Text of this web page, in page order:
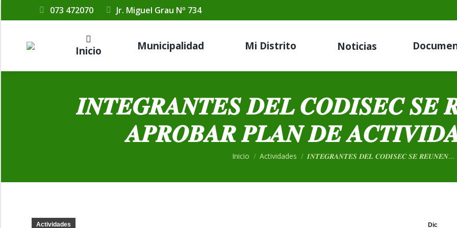
073 472070 Jr. Miguel Grau Nº 734
Inicio Municipalidad Mi Distrito Noticias
𝑰𝑵𝑻𝑬𝑮𝑹𝑨𝑵𝑻𝑬𝑺 𝑫𝑬𝑳 𝑪𝑶𝑫𝑰𝑺𝑬𝑪 𝑺𝑬
𝑨𝑷𝑹𝑶𝑩𝑨𝑹 𝑷𝑳𝑨𝑵 𝑫𝑬
Estás aquí:
Inicio Actividades 𝑰𝑵𝑻𝑬𝑮𝑹𝑨𝑵𝑻𝑬𝑺 𝑫𝑬𝑳 𝑪𝑶𝑫𝑰𝑺𝑬𝑪 𝑺𝑬 𝑹𝑬𝑼𝑵𝑬𝑵…
Dic
Actividades